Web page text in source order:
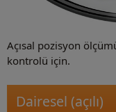
Açısal pozisyon
kontrolü için.
Dairesel (açılı)